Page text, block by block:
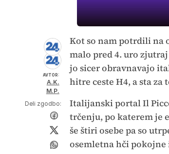
AVTOR:
A.K.
M.P.
Deli zgodbo:
Kot so nam potrdili na
malo pred 4. uro
jo sicer obravnavajo
hitre ceste H4, a sta
Italijanski portal Il
trčenju, po katerem je
še štiri osebe pa so
osemletna hči pokojne